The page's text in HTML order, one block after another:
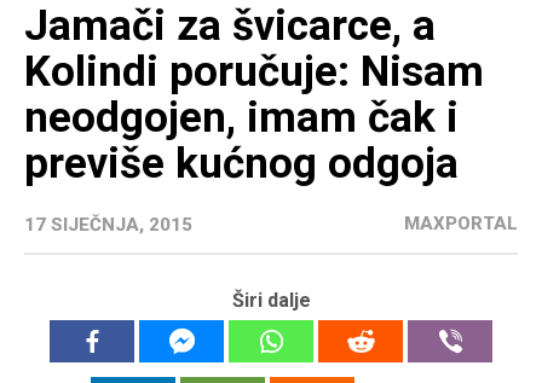
Jamači za švicarce, a
Kolindi poručuje: Nisam
neodgojen, imam čak i
previše kućnog odgoja
17 SIJEČNJA, 2015 MAXPORTAL
Širi dalje